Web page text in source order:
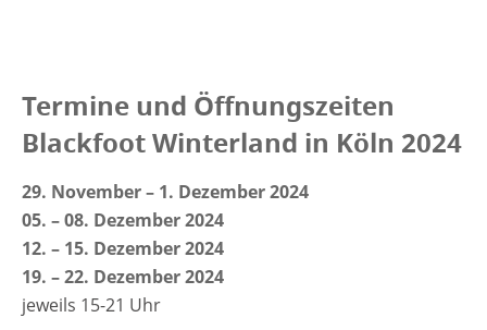
Termine und Öffnungszeiten
Blackfoot Winterland in Köln 2024
29. November – 1. Dezember 2024
05. – 08. Dezember 2024
12. – 15. Dezember 2024
19. – 22. Dezember 2024
jeweils 15-21 Uhr